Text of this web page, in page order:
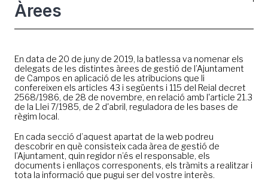
Àrees
En data de 20 de juny de 2019, la batlessa va nomenar els
delegats de les distintes àrees de gestió de l’Ajuntament
de Campos en aplicació de les atribucions que li
confereixen els articles 43 i següents i 115 del Reial decret
2568/1986, de 28 de novembre, en relació amb l'article 21.3
de la Llei 7/1985, de 2 d'abril, reguladora de les bases de
règim local.
En cada secció d’aquest apartat de la web podreu
descobrir en què consisteix cada àrea de gestió de
l’Ajuntament, quin regidor n’és el responsable, els
documents i enllaços corresponents, els tràmits a realitzar i
tota la informació que pugui ser del vostre interès.